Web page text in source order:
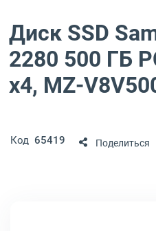
Диск SSD
2280 500 ГБ
x4, MZ-
Код 65419 Поделиться